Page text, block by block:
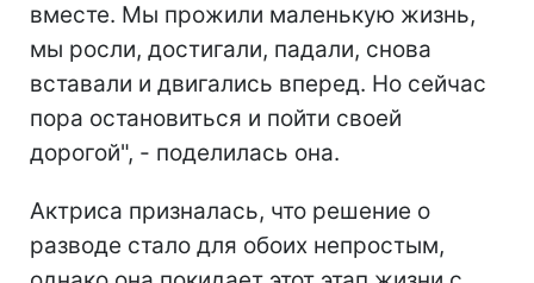
вместе. Мы прожили маленькую жизнь,
мы росли, достигали, падали, снова
вставали и двигались вперед. Но сейчас
пора остановиться и пойти своей
дорогой", - поделилась она.
Актриса призналась, что решение о
разводе стало для обоих непростым,